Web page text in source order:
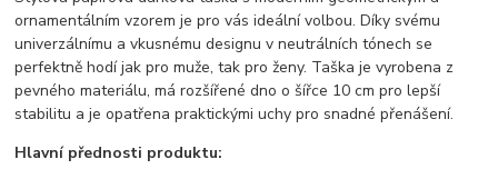
ornamentálním vzorem je pro vás ideální volbou. Díky svému
univerzálnímu a vkusnému designu v neutrálních tónech se
perfektně hodí jak pro muže, tak pro ženy. Taška je vyrobena z
pevného materiálu, má rozšířené dno o šířce 10 cm pro lepší
stabilitu a je opatřena praktickými uchy pro snadné přenášení.
Hlavní přednosti produktu: